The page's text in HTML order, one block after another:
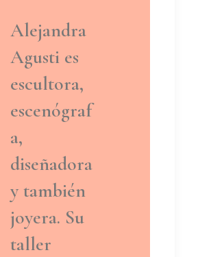
Alejandra
Agusti es
escultora,
escenógraf
a,
diseñadora
y también
joyera. Su
taller